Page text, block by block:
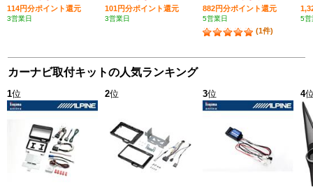
114円分ポイント還元
3営業日
101円分ポイント還元
3営業日
882円分ポイント還元
5営業日
(1件)
5営
カーナビ取付キットの人気ランキング
1位 2位 3位 4